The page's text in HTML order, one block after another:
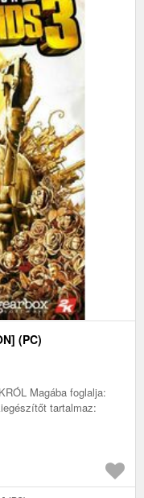
(PC)
Magába foglalja:
tartalmaz: